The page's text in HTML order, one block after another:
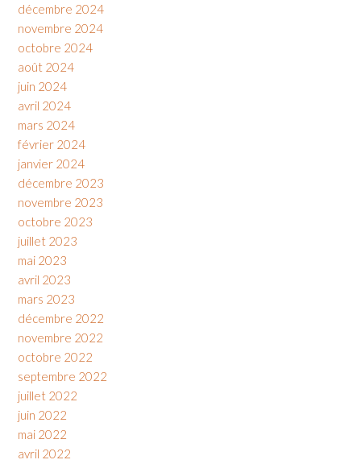
décembre 2024
novembre 2024
octobre 2024
août 2024
juin 2024
avril 2024
mars 2024
février 2024
janvier 2024
décembre 2023
novembre 2023
octobre 2023
juillet 2023
mai 2023
avril 2023
mars 2023
décembre 2022
novembre 2022
octobre 2022
septembre 2022
juillet 2022
juin 2022
mai 2022
avril 2022